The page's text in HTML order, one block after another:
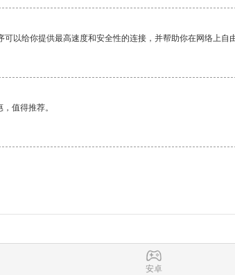
可以给你提供最高速度和安全性的连接，并帮助你在网络上自
值得推荐。
安卓